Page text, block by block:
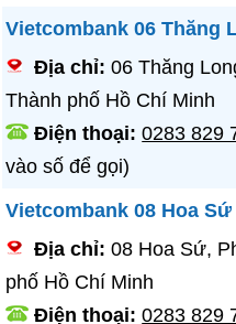
Vietcombank 06 Thăng
Địa chỉ:06 Thăng
Thành phố Hồ Chí Minh
Điện thoại:0283 829
vào số để gọi)
Vietcombank 08 Hoa Sứ
Địa chỉ:08 Hoa Sứ,
phố Hồ Chí Minh
Điện thoại:0283 829